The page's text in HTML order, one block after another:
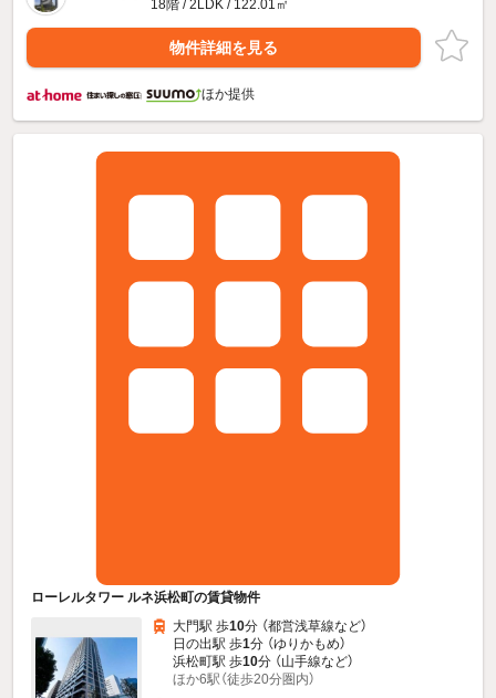
18階 / 2LDK / 122.01㎡
物件詳細を見る
ほか提供
ローレルタワー ルネ浜松町の賃貸物件
大門駅 歩10分 （都営浅草線など）
日の出駅 歩1分 （ゆりかもめ）
浜松町駅 歩10分 （山手線など）
ほか6駅（徒歩20分圏内）